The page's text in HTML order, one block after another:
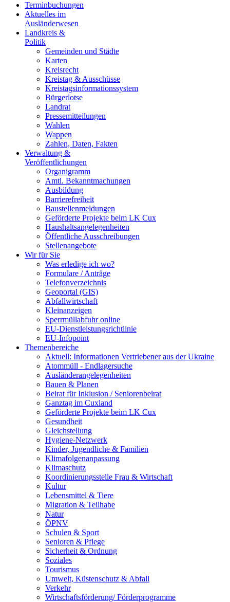
Terminbuchungen
Aktuelles im
Ausländerwesen
Landkreis &
Politik
Gemeinden und Städte
Karten
Kreisrecht
Kreistag & Ausschüsse
Kreistagsinformationssystem
Bürgerlotse
Landrat
Pressemitteilungen
Wahlen
Wappen
Zahlen, Daten, Fakten
Verwaltung &
Veröffentlichungen
Organigramm
Amtl. Bekanntmachungen
Ausbildung
Barrierefreiheit
Baustellenmeldungen
Geförderte Projekte beim LK Cux
Haushaltsangelegenheiten
Öffentliche Ausschreibungen
Stellenangebote
Wir für Sie
Was erledige ich wo?
Formulare / Anträge
Telefonverzeichnis
Geoportal (GIS)
Abfallwirtschaft
Kleinanzeigen
Sperrmüllabfuhr online
EU-Dienstleistungsrichtlinie
EU-Infopoint
Themenbereiche
Aktuell: Informationen Vertriebener aus der Ukraine
Atommüll - Endlagersuche
Ausländerangelegenheiten
Bauen & Planen
Beirat für Inklusion / Seniorenbeirat
Ganztag im Cuxland
Geförderte Projekte beim LK Cux
Gesundheit
Gleichstellung
Hygiene-Netzwerk
Kinder, Jugendliche & Familien
Klimafolgenanpassung
Klimaschutz
Koordinierungsstelle Frau & Wirtschaft
Kultur
Lebensmittel & Tiere
Migration & Teilhabe
Natur
ÖPNV
Schulen & Sport
Senioren & Pflege
Sicherheit & Ordnung
Soziales
Tourismus
Umwelt, Küstenschutz & Abfall
Verkehr
Wirtschaftsförderung/ Förderprogramme